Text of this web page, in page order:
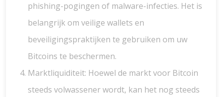
phishing-pogingen of malware-infecties. Het is
belangrijk om veilige wallets en
beveiligingspraktijken te gebruiken om uw
Bitcoins te beschermen.
Marktliquiditeit: Hoewel de markt voor Bitcoin
steeds volwassener wordt, kan het nog steeds